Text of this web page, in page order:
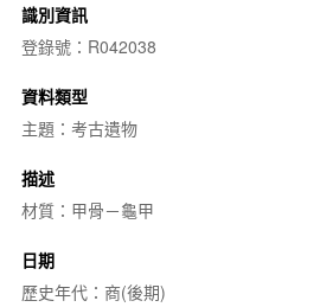
識別資訊
登錄號：R042038
資料類型
主題：考古遺物
描述
材質：甲骨－龜甲
日期
歷史年代：商(後期)